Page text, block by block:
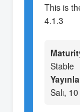
This is
4.1.3
Stable
Salı,